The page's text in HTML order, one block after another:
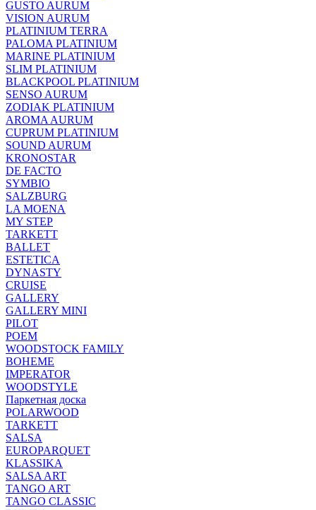
GUSTO AURUM
VISION AURUM
PLATINIUM TERRA
PALOMA PLATINIUM
MARINE PLATINIUM
SLIM PLATINIUM
BLACKPOOL PLATINIUM
SENSO AURUM
ZODIAK PLATINIUM
AROMA AURUM
CUPRUM PLATINIUM
SOUND AURUM
KRONOSTAR
DE FACTO
SYMBIO
SALZBURG
LA MOENA
MY STEP
TARKETT
BALLET
ESTETICA
DYNASTY
CRUISE
GALLERY
GALLERY MINI
PILOT
POEM
WOODSTOCK FAMILY
BOHEME
IMPERATOR
WOODSTYLE
Паркетная доска
POLARWOOD
TARKETT
SALSA
EUROPARQUET
KLASSIKA
SALSA ART
TANGO ART
TANGO CLASSIC